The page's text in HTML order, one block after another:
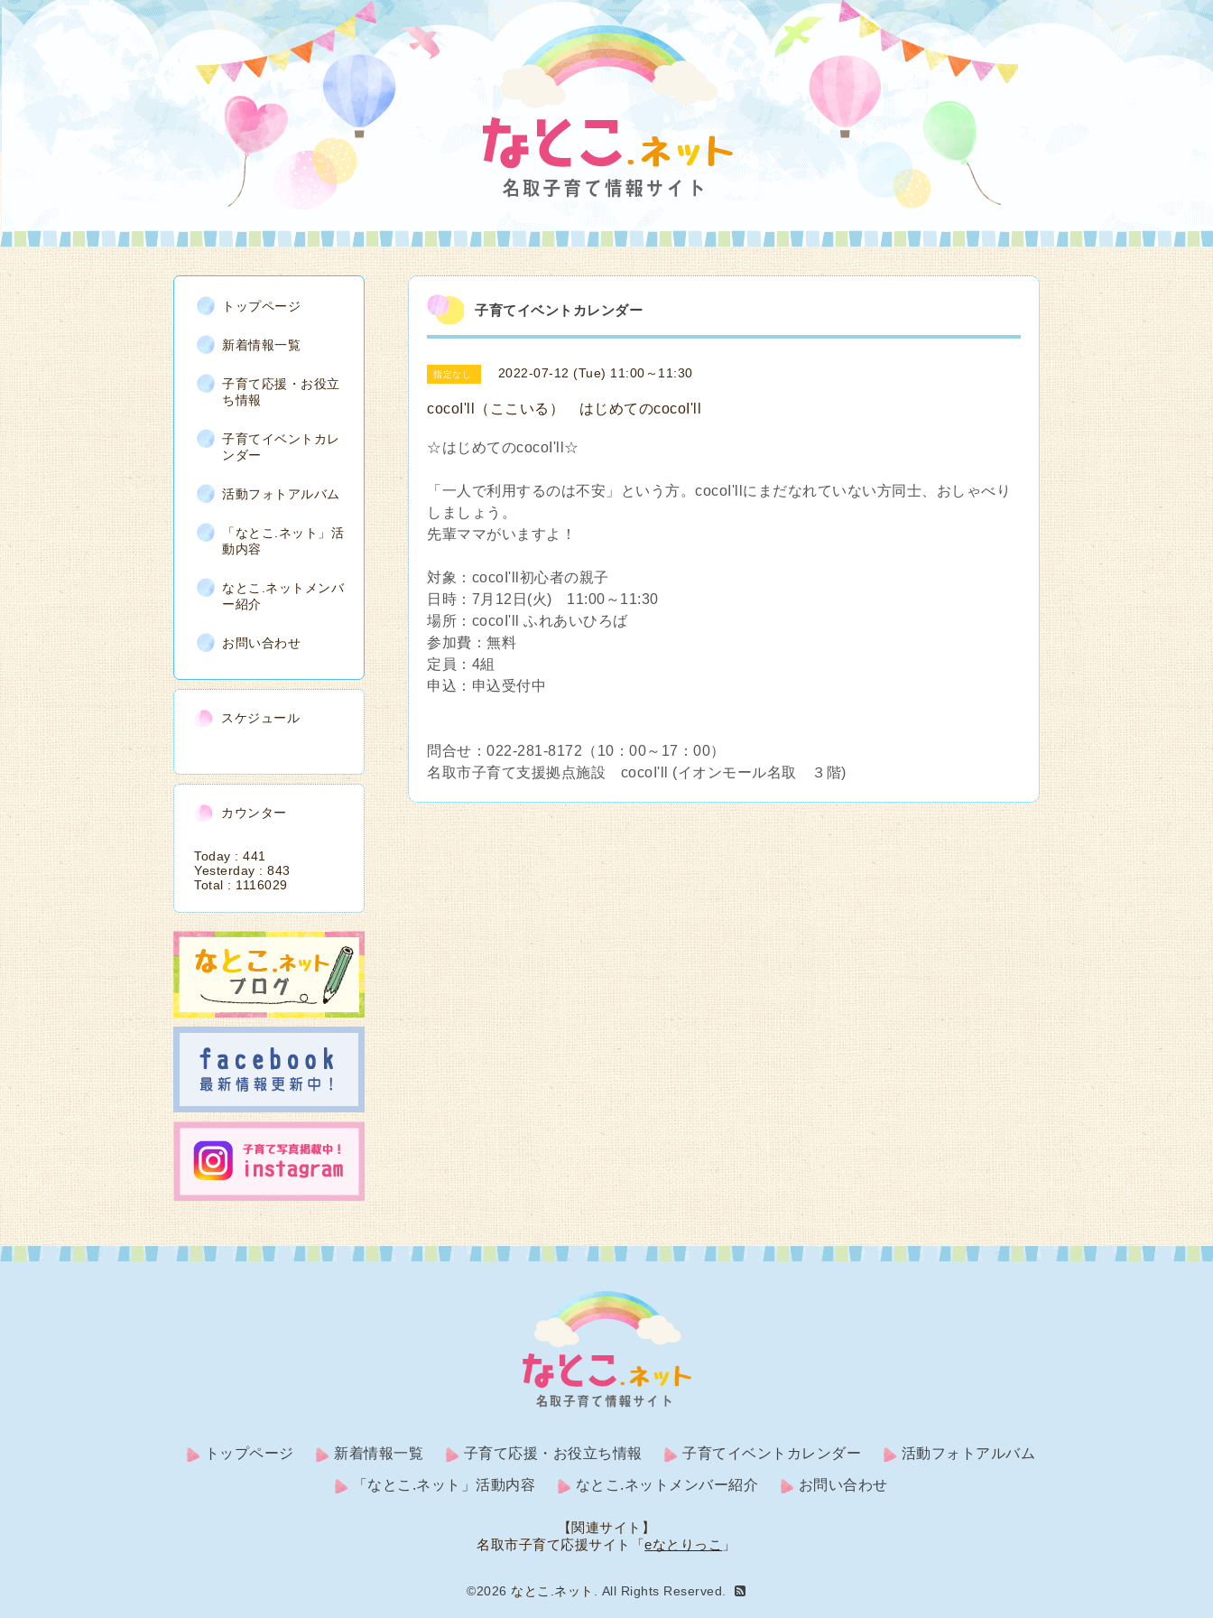
子育てイベントカレンダー
指定なし 2022-07-12 (Tue) 11:00～11:30
cocoI'll（ここいる） はじめてのcocoI'll
☆はじめてのcocoI'll☆
「一人で利用するのは不安」という方。cocoI'llにまだなれていない方同士、おしゃべり
しましょう。
先輩ママがいますよ！
対象：cocoI'll初心者の親子
日時：7月12日(火) 11:00～11:30
場所：cocoI'll ふれあいひろば
参加費：無料
定員：4組
申込：申込受付中
問合せ：022‐281-8172（10：00～17：00）
名取市子育て支援拠点施設 cocoI'll (イオンモール名取 ３階)
トップページ
新着情報一覧
子育て応援・お役立
ち情報
子育てイベントカレ
ンダー
活動フォトアルバム
「なとこ.ネット」活
動内容
なとこ.ネットメンバ
ー紹介
お問い合わせ
スケジュール
カウンター
Today : 441
Yesterday : 843
Total : 1116029
トップページ 新着情報一覧 子育て応援・お役立ち情報 子育てイベントカレンダー 活動フォトアルバム
「なとこ.ネット」活動内容 なとこ.ネットメンバー紹介 お問い合わせ
【関連サイト】
名取市子育て応援サイト「eなとりっこ 」
©2026 なとこ.ネット . All Rights Reserved.